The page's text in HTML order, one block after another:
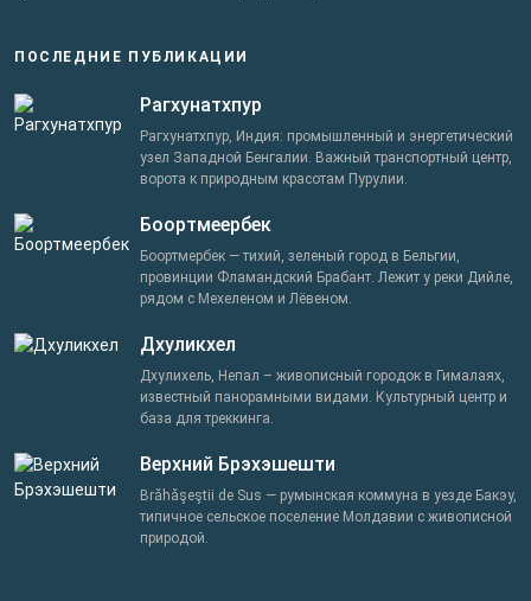
ПОСЛЕДНИЕ ПУБЛИКАЦИИ
Рагхунатхпур
Рагхунатхпур, Индия: промышленный и энергетический
узел Западной Бенгалии. Важный транспортный центр,
ворота к природным красотам Пурулии.
Боортмеербек
Боортмербек — тихий, зеленый город в Бельгии,
провинции Фламандский Брабант. Лежит у реки Дийле,
рядом с Мехеленом и Лёвеном.
Дхуликхел
Дхулихель, Непал – живописный городок в Гималаях,
известный панорамными видами. Культурный центр и
база для треккинга.
Верхний Брэхэшешти
Brăhăşeştii de Sus — румынская коммуна в уезде Бакэу,
типичное сельское поселение Молдавии с живописной
природой.